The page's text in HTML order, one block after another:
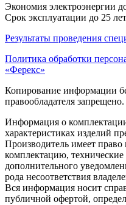
Экономия электроэнергии
Срок эксплуатации до 25 лет
Результаты проведения
Политика обработки
«Ферекс»
Копирование информации
правообладателя запрещено.
Информация о
характеристиках изделий
Производитель имеет
комплектацию, технические
дополнительного
рода несоответствия
Вся информация носит
публичной офертой,